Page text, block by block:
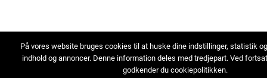
På vores website bruges cookies til at huske dine indstillinger, statistik
indhold og annoncer. Denne information deles med tredjepart. Ved
godkender du cookiepolitikken.